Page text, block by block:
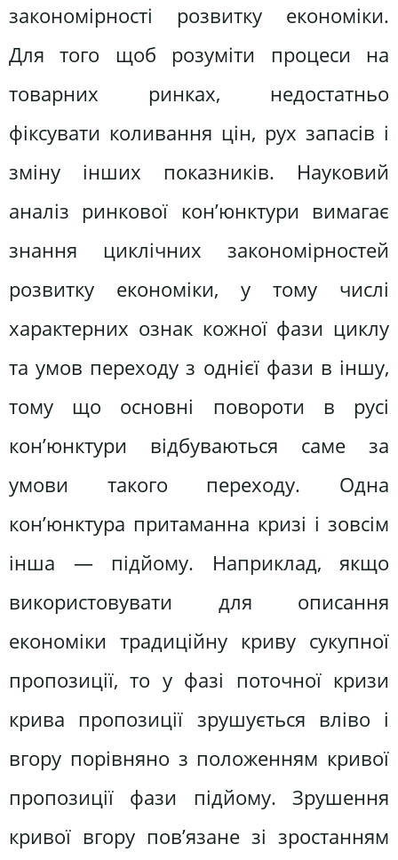
закономірності розвитку економіки.
Для того щоб розуміти процеси на
товарних ринках, недостатньо
фіксувати коливання цін, рух запасів і
зміну інших показників. Науковий
аналіз ринкової кон’юнктури вимагає
знання циклічних закономірностей
розвитку економіки, у тому числі
характерних ознак кожної фази циклу
та умов переходу з однієї фази в іншу,
тому що основні повороти в русі
кон’юнктури відбуваються саме за
умови такого переходу. Одна
кон’юнктура притаманна кризі і зовсім
інша — підйому. Наприклад, якщо
використовувати для описання
економіки традиційну криву сукупної
пропозиції, то у фазі поточної кризи
крива пропозиції зрушується вліво і
вгору порівняно з положенням кривої
пропозиції фази підйому. Зрушення
кривої вгору пов’язане зі зростанням